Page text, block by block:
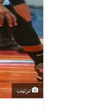
ترتيب